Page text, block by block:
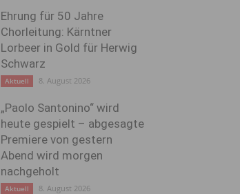
Ehrung für 50 Jahre
Chorleitung: Kärntner
Lorbeer in Gold für Herwig
Schwarz
Aktuell 8. August 2026
„Paolo Santonino“ wird
heute gespielt – abgesagte
Premiere von gestern
Abend wird morgen
nachgeholt
Aktuell 8. August 2026